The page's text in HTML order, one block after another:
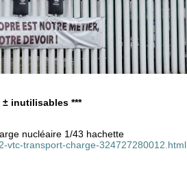
inutilisables ***
nucléaire 1/43 hachette
vtc-transport-charge-324727280012.html